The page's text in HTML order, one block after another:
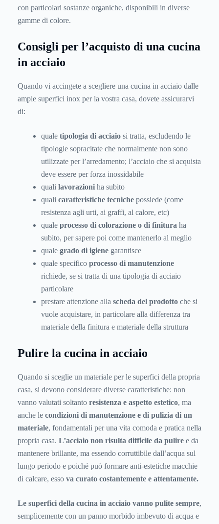
con particolari sostanze organiche, disponibili in diverse
gamme di colore.
Consigli per l’acquisto di una cucina
in acciaio
Quando vi accingete a scegliere una cucina in acciaio dalle
ampie superfici inox per la vostra casa, dovete assicurarvi
di:
quale tipologia di acciaio si tratta, escludendo le
tipologie sopracitate che normalmente non sono
utilizzate per l’arredamento; l’acciaio che si acquista
deve essere per forza inossidabile
quali lavorazioni ha subito
quali caratteristiche tecniche possiede (come
resistenza agli urti, ai graffi, al calore, etc)
quale processo di colorazione o di finitura ha
subito, per sapere poi come mantenerlo al meglio
quale grado di igiene garantisce
quale specifico processo di manutenzione
richiede, se si tratta di una tipologia di acciaio
particolare
prestare attenzione alla scheda del prodotto che si
vuole acquistare, in particolare alla differenza tra
materiale della finitura e materiale della struttura
Pulire la cucina in acciaio
Quando si sceglie un materiale per le superfici della propria
casa, si devono considerare diverse caratteristiche: non
vanno valutati soltanto resistenza e aspetto estetico, ma
anche le condizioni di manutenzione e di pulizia di un
materiale, fondamentali per una vita comoda e pratica nella
propria casa. L’acciaio non risulta difficile da pulire e da
mantenere brillante, ma essendo corruttibile dall’acqua sul
lungo periodo e poiché può formare anti-estetiche macchie
di calcare, esso va curato costantemente e attentamente.
Le superfici della cucina in acciaio vanno pulite sempre,
semplicemente con un panno morbido imbevuto di acqua e